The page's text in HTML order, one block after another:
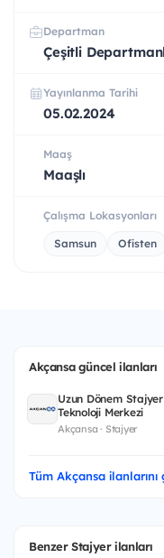
Departman
Çeşitli
Yayınlanma Tarihi
05.02.2024
Maaş
Maaşlı
Çalışma Lokasyonları
Samsun Ofisten
Akçansa güncel ilanları
Uzun Dönem
Teknoloji Merkezi
Akçansa · Stajyer
Tüm Akçansa
Benzer Stajyer ilanları